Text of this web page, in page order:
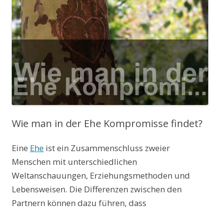
Wie man in der Ehe Kompromisse findet?
Eine Ehe ist ein Zusammenschluss zweier
Menschen mit unterschiedlichen
Weltanschauungen, Erziehungsmethoden und
Lebensweisen. Die Differenzen zwischen den
Partnern können dazu führen, dass